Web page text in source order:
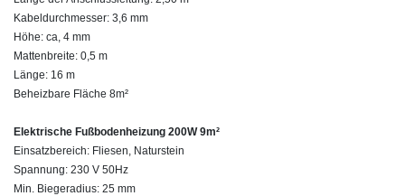
Kabeldurchmesser: 3,6 mm
Höhe: ca, 4 mm
Mattenbreite: 0,5 m
Länge: 16 m
Beheizbare Fläche 8m²
Elektrische Fußbodenheizung 200W 9m²
Einsatzbereich: Fliesen, Naturstein
Spannung: 230 V 50Hz
Min. Biegeradius: 25 mm